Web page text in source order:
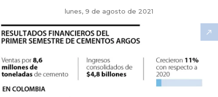
lunes, 9 de agosto de 2021